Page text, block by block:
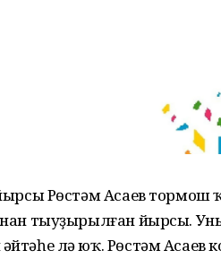
Рөстәм Асаев тормош
тыуҙырылған йырсы.
лә юҡ. Рөстәм Асаев